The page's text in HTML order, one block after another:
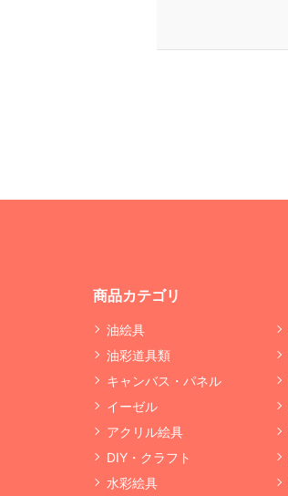
商品カテゴリ
油絵具
油彩道具類
キャンバス・パネル
イーゼル
アクリル絵具
DIY・クラフト
水彩絵具